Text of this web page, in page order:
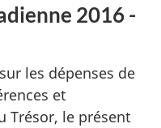
2016 -
les dépenses de
et
Trésor, le présent